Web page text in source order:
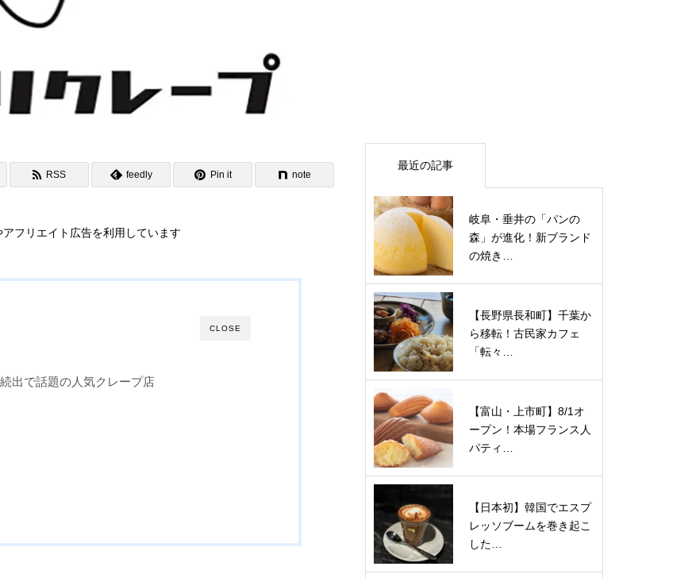
RSS feedly Pin it note
フリエイト広告を利用しています
CLOSE
出で話題の人気クレープ店
最近の記事
岐阜・垂井の「パンの
森」が進化！新ブランド
の焼き…
【長野県長和町】千葉か
ら移転！古民家カフェ
「転々…
【富山・上市町】8/1オ
ープン！本場フランス人
パティ…
【日本初】韓国でエスプ
レッソブームを巻き起こ
した…